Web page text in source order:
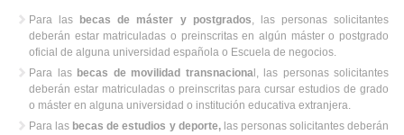
Para las becas de máster y postgrados, las personas solicitantes
deberán estar matriculadas o preinscritas en algún máster o postgrado
oficial de alguna universidad española o Escuela de negocios.
Para las becas de movilidad transnacional, las personas solicitantes
deberán estar matriculadas o preinscritas para cursar estudios de grado
o máster en alguna universidad o institución educativa extranjera.
Para las becas de estudios y deporte,las personas solicitantes deberán